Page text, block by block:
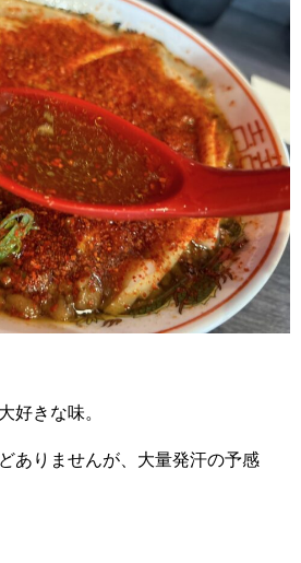
好きな味。
ありませんが、大量発汗の予感